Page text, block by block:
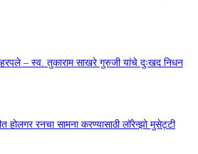
– स्व. तुकाराम साखरे गुरुजी यांचे दुःखद निधन
रनचा सामना करण्यासाठी लॉरेन्झो मुसेट्टी